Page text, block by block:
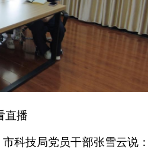
直播
科技局党员干部张雪云说